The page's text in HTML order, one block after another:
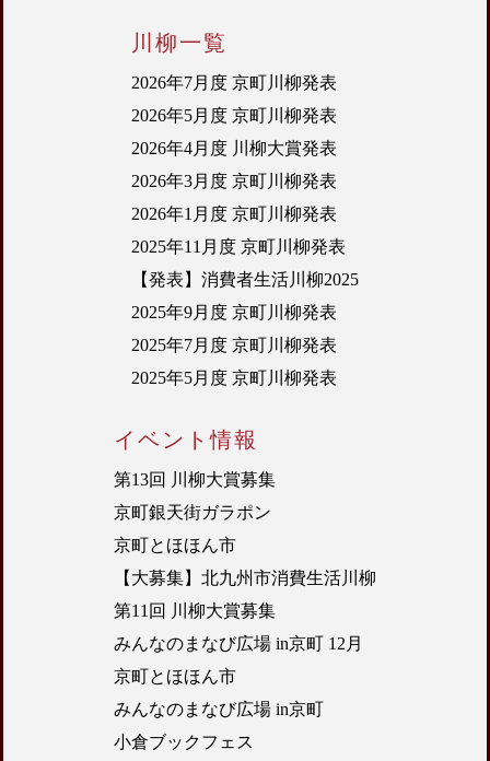
イベント情報
第13回 川柳大賞募集
京町銀天街ガラポン
京町とほほん市
【大募集】北九州市消費生活川柳
第11回 川柳大賞募集
みんなのまなび広場 in京町 12月
京町とほほん市
みんなのまなび広場 in京町
小倉ブックフェス
川柳一覧
2026年7月度 京町川柳発表
2026年5月度 京町川柳発表
2026年4月度 川柳大賞発表
2026年3月度 京町川柳発表
2026年1月度 京町川柳発表
2025年11月度 京町川柳発表
【発表】消費者生活川柳2025
2025年9月度 京町川柳発表
2025年7月度 京町川柳発表
2025年5月度 京町川柳発表